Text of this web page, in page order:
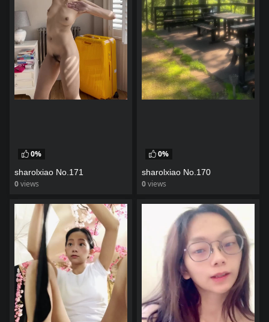
0%
sharolxiao No.171
0views
0%
sharolxiao No.170
0views